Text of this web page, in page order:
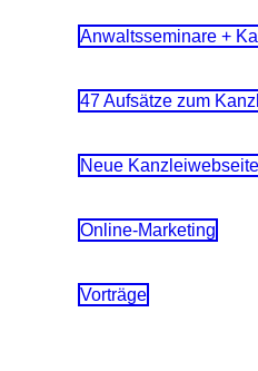
Anwaltsseminare +
47 Aufsätze zum
Neue Kanzleiwebseite
Online-Marketing
Vorträge